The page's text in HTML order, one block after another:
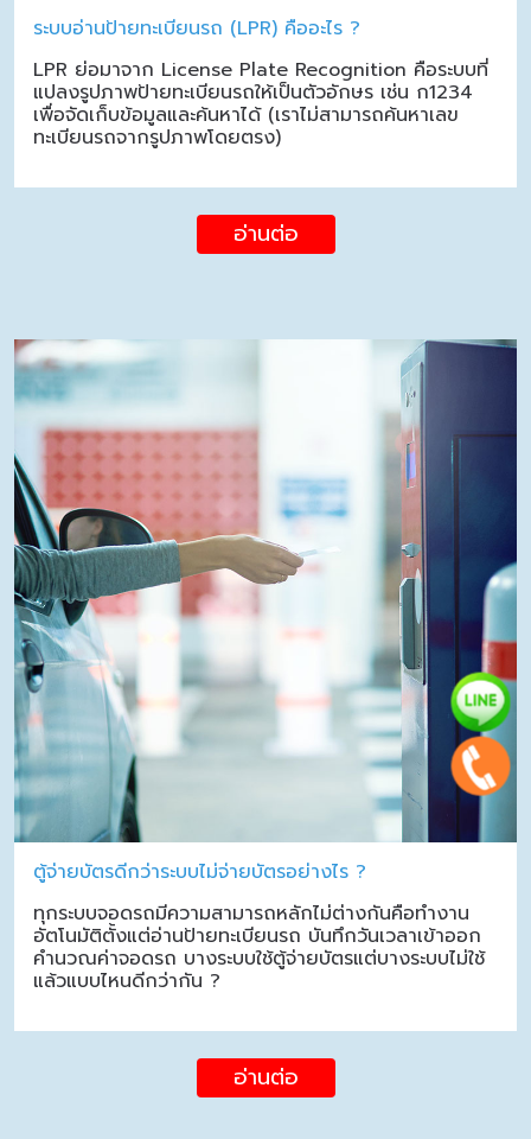
ระบบอ่านป้ายทะเบียนรถ (LPR) คืออะไร ?
LPR ย่อมาจาก License Plate Recognition คือระบบที่
แปลงรูปภาพป้ายทะเบียนรถให้เป็นตัวอักษร เช่น ก1234
เพื่อจัดเก็บข้อมูลและค้นหาได้ (เราไม่สามารถค้นหาเลข
ทะเบียนรถจากรูปภาพโดยตรง)
อ่านต่อ
ตู้จ่ายบัตรดีกว่าระบบไม่จ่ายบัตรอย่างไร ?
ทุกระบบจอดรถมีความสามารถหลักไม่ต่างกันคือทำงาน
อัตโนมัติตั้งแต่อ่านป้ายทะเบียนรถ บันทึกวันเวลาเข้าออก
คำนวณค่าจอดรถ บางระบบใช้ตู้จ่ายบัตรแต่บางระบบไม่ใช้
แล้วแบบไหนดีกว่ากัน ?
อ่านต่อ